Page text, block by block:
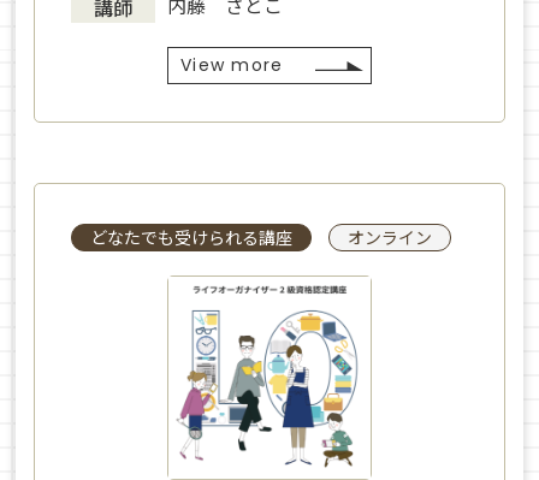
講師
View more
どなたでも受けられる講座 オンライン